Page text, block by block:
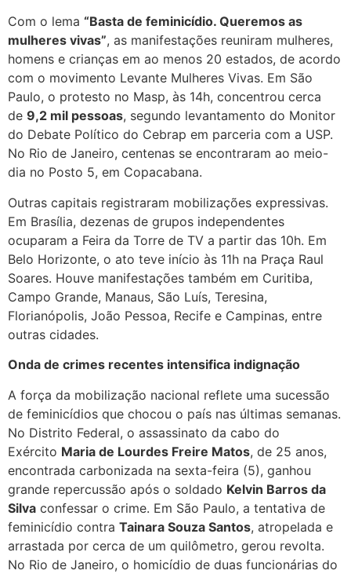
Com o lema “Basta de feminicídio. Queremos as
mulheres vivas”, as manifestações reuniram mulheres,
homens e crianças em ao menos 20 estados, de acordo
com o movimento Levante Mulheres Vivas. Em São
Paulo, o protesto no Masp, às 14h, concentrou cerca
de 9,2 mil pessoas, segundo levantamento do Monitor
do Debate Político do Cebrap em parceria com a USP.
No Rio de Janeiro, centenas se encontraram ao meio-
dia no Posto 5, em Copacabana.
Outras capitais registraram mobilizações expressivas.
Em Brasília, dezenas de grupos independentes
ocuparam a Feira da Torre de TV a partir das 10h. Em
Belo Horizonte, o ato teve início às 11h na Praça Raul
Soares. Houve manifestações também em Curitiba,
Campo Grande, Manaus, São Luís, Teresina,
Florianópolis, João Pessoa, Recife e Campinas, entre
outras cidades.
Onda de crimes recentes intensifica indignação
A força da mobilização nacional reflete uma sucessão
de feminicídios que chocou o país nas últimas semanas.
No Distrito Federal, o assassinato da cabo do
Exército Maria de Lourdes Freire Matos, de 25 anos,
encontrada carbonizada na sexta-feira (5), ganhou
grande repercussão após o soldado Kelvin Barros da
Silva confessar o crime. Em São Paulo, a tentativa de
feminicídio contra Tainara Souza Santos, atropelada e
arrastada por cerca de um quilômetro, gerou revolta.
No Rio de Janeiro, o homicídio de duas funcionárias do